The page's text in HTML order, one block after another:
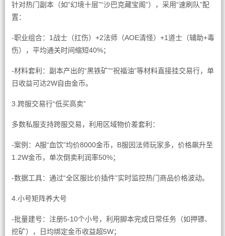
针对热门副本（如“幻境十层”“沙巴克藏宝阁”），采用“速刷队”配
置：
-职业组合：1战士（扛伤）+2法师（AOE清怪）+1道士（辅助+毒
伤），平均通关时间缩短40%；
-材料套利：副本产出的“黑铁矿”“祝福油”等材料直接挂交易行，单
日收益可达2W自由金币。
3.跨服交易行“低买高卖”
多数私服支持跨服交易，利用区域物价差套利：
-案例：A服“血饮”均价8000金币，B服因法师玩家多，价格飙升至
1.2W金币，单次倒卖利润率50%；
-数据工具：通过“全区服比价插件”实时监控热门商品价格波动。
4.小号矩阵养大号
-批量建号：注册5-10个小号，利用脚本完成日常任务（如押镖、
挖矿），日均绑定金币收益超5W；